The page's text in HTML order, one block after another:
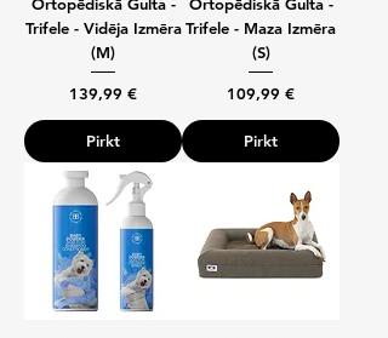
Trifele - Vidēja Izmēra
(M)
Cena
139,99 €
Pirkt
Trifele - Maza Izmēra
(S)
Cena
109,99 €
Pirkt